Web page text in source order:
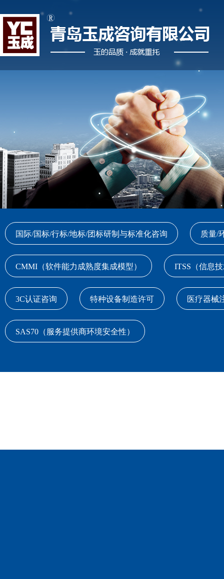
国际/国标/行标/地标/团标研制与标准化咨询 质量/
CMMI（软件能力成熟度集成模型） ITSS（信息
3C认证咨询 特种设备制造许可 医疗器械
SAS70（服务提供商环境安全性）